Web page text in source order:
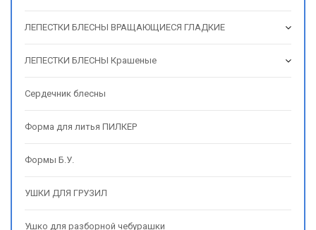
ЛЕПЕСТКИ БЛЕСНЫ ВРАЩАЮЩИЕСЯ ГЛАДКИЕ
ЛЕПЕСТКИ БЛЕСНЫ Крашеные
Сердечник блесны
Форма для литья ПИЛКЕР
Формы Б.У.
УШКИ ДЛЯ ГРУЗИЛ
Ушко для разборной чебурашки